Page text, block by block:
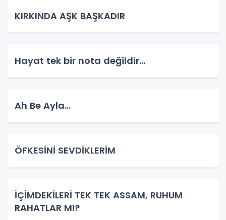
KIRKINDA AŞK BAŞKADIR
Hayat tek bir nota değildir…
Ah Be Ayla…
ÖFKESİNİ SEVDİKLERİM
İÇİMDEKİLERİ TEK TEK ASSAM, RUHUM
RAHATLAR MI?